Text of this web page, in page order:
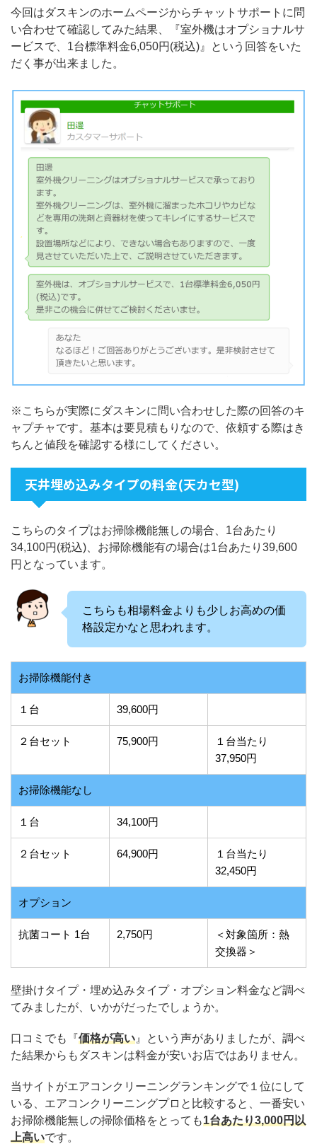
今回はダスキンのホームページからチャットサポートに問
い合わせて確認してみた結果、『室外機はオプショナルサ
ービスで、1台標準料金6,050円(税込)』という回答をいた
だく事が出来ました。
※こちらが実際にダスキンに問い合わせした際の回答のキ
ャプチャです。基本は要見積もりなので、依頼する際はき
ちんと値段を確認する様にしてください。
天井埋め込みタイプの料金(天カセ型)
こちらのタイプはお掃除機能無しの場合、1台あたり
34,100円(税込)、お掃除機能有の場合は1台あたり39,600
円となっています。
こちらも相場料金よりも少しお高めの価
格設定かなと思われます。
お掃除機能付き
１台 39,600円
２台セット 75,900円
１台当たり
37,950円
お掃除機能なし
１台 34,100円
２台セット 64,900円
１台当たり
32,450円
オプション
抗菌コート 1台 2,750円
＜対象箇所：熱
交換器＞
壁掛けタイプ・埋め込みタイプ・オプション料金など調べ
てみましたが、いかがだったでしょうか。
口コミでも『価格が高い 』という声がありましたが、調べ
た結果からもダスキンは料金が安いお店ではありません。
当サイトがエアコンクリーニングランキングで１位にして
いる、エアコンクリーニングプロと比較すると、一番安い
お掃除機能無しの掃除価格をとっても1台あたり3,000円以
上高いです。